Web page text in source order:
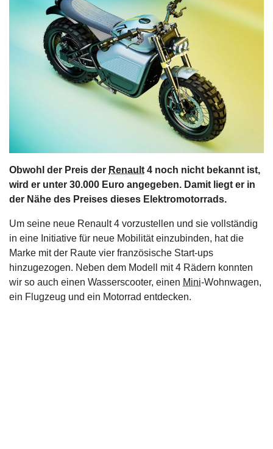
Obwohl der Preis der Renault4 noch nicht bekannt ist,
wird er unter 30.000 Euro angegeben. Damit liegt er in
der Nähe des Preises dieses Elektromotorrads.
Um seine neue Renault 4 vorzustellen und sie vollständig
in eine Initiative für neue Mobilität einzubinden, hat die
Marke mit der Raute vier französische Start-ups
hinzugezogen. Neben dem Modell mit 4 Rädern konnten
wir so auch einen Wasserscooter, einen Mini-Wohnwagen,
ein Flugzeug und ein Motorrad entdecken.